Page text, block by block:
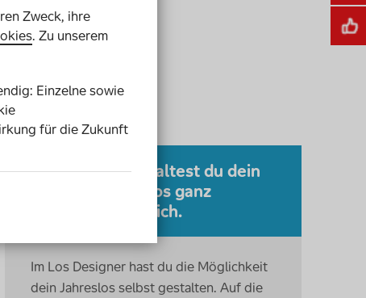
So gestaltest du dein
Jahreslos ganz
persönlich.
Im Los Designer hast du die Möglichkeit
dein Jahreslos selbst gestalten. Auf die
Zweck, ihre
. Zu unserem
Einzelne sowie
für die Zukunft